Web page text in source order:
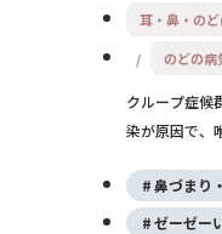
耳・鼻・の
のどの病
クループ症候
染が原因で、
かいを起こす
ますが、急に
鼻づまり
ゼーゼー